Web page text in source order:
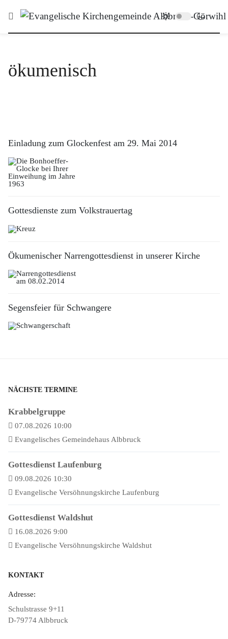
ökumenisch
Einladung zum Glockenfest am 29. Mai 2014
Gottesdienste zum Volkstrauertag
Ökumenischer Narrengottesdienst in unserer Kirche
Segensfeier für Schwangere
NÄCHSTE TERMINE
Krabbelgruppe
07.08.2026 10:00
Evangelisches Gemeindehaus Albbruck
Gottesdienst Laufenburg
09.08.2026 10:30
Evangelische Versöhnungskirche Laufenburg
Gottesdienst Waldshut
16.08.2026 9:00
Evangelische Versöhnungskirche Waldshut
KONTAKT
Adresse:
Schulstrasse 9+11
D-79774 Albbruck